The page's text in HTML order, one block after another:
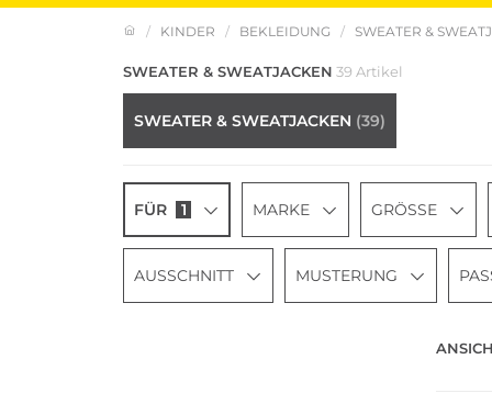
KINDER BEKLEIDUNG SWEATER &
SWEATER & SWEATJACKEN 39 Artikel
SWEATER & SWEATJACKEN (39)
FÜR 1 MARKE GRÖSSE
AUSSCHNITT MUSTERUNG